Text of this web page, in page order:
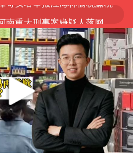
锁各地夏日限定体验
西湖突现狂风暴雨 游客瞬间被浇透
饰克价一夜涨回1300元
新疆景区自驾服务费改为按车收费
视频丨中国东方电气集团原党组副书记、董事宋致远被查
梁家辉：到内地拍戏不是北上是回归
白海豚将正面袭击贯穿浙江
02:54